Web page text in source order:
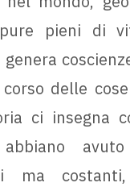
pieni di
delle
ci insegna
abbiano
ma